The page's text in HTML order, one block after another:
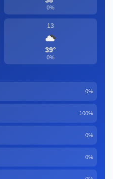
0%
13
39°
0%
0%
100%
0%
0%